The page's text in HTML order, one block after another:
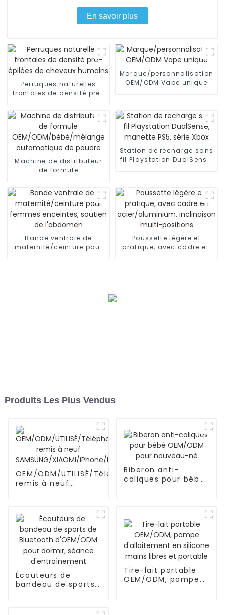
En savoir plus
Perruques naturelles
frontales de densité pré-
humains
Marque/personnalisation
OEM/ODM Vape unique
Machine de distributeur
de formule
automatique de poudre
Station de recharge sans
fil Playstation DualSense,
Bande ventrale de
maternité/ceinture pour
Poussette légère et
pratique, avec cadre en
Produits Les Plus Vendus
OEM/ODM/UTILISÉ/Téléphone
remis à neuf
Biberon anti-
coliques pour bébé
Écouteurs de
bandeau de sports
Tire-lait portable
OEM/ODM, pompe